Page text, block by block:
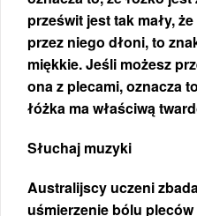
prześwit jest tak mały,
przez niego dłoni, to
miękkie. Jeśli możesz
ona z plecami, oznacza
łóżka ma właściwą
Słuchaj muzyki
Australijscy uczeni
uśmierzenie bólu